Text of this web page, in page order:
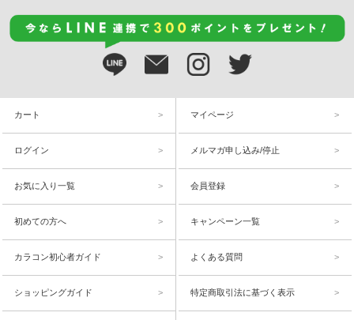
カート マイページ
ログイン メルマガ申し込み/停止
お気に入り一覧 会員登録
初めての方へ キャンペーン一覧
カラコン初心者ガイド よくある質問
ショッピングガイド 特定商取引法に基づく表示